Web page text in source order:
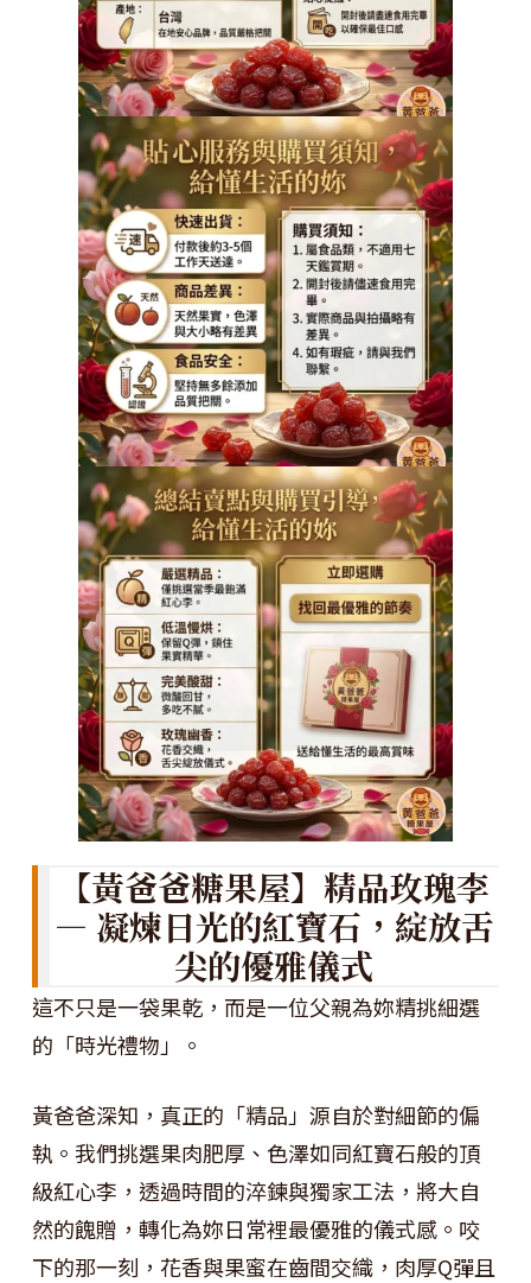
【黃爸爸糖果屋】精品玫瑰李
— 凝煉日光的紅寶石，綻放舌
尖的優雅儀式
這不只是一袋果乾，而是一位父親為妳精挑細選
的「時光禮物」。
黃爸爸深知，真正的「精品」源自於對細節的偏
執。我們挑選果肉肥厚、色澤如同紅寶石般的頂
級紅心李，透過時間的淬鍊與獨家工法，將大自
然的餽贈，轉化為妳日常裡最優雅的儀式感。咬
下的那一刻，花香與果蜜在齒間交織，肉厚Q彈且